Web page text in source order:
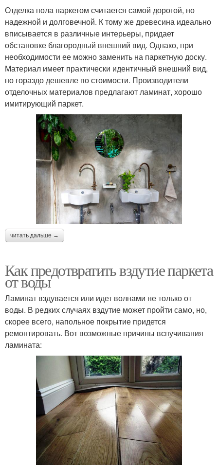
Отделка пола паркетом считается самой дорогой, но
надежной и долговечной. К тому же древесина идеально
вписывается в различные интерьеры, придает
обстановке благородный внешний вид. Однако, при
необходимости ее можно заменить на паркетную доску.
Материал имеет практически идентичный внешний вид,
но гораздо дешевле по стоимости. Производители
отделочных материалов предлагают ламинат, хорошо
имитирующий паркет.
читать дальше →
Как предотвратить вздутие паркета
от воды
Ламинат вздувается или идет волнами не только от
воды. В редких случаях вздутие может пройти само, но,
скорее всего, напольное покрытие придется
ремонтировать. Вот возможные причины вспучивания
ламината: